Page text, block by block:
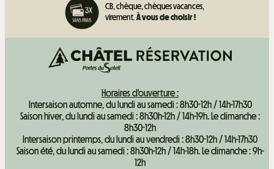
CB, chèque, chèques vacances,
virement.À vous de choisir !
Horaires d'ouverture :
Intersaison automne, du lundi au samedi : 8h30-12h / 14h-17h30
Saison hiver, du lundi au samedi : 8h30h-12h / 14h-19h. Le dimanche :
8h30-12h
Intersaison printemps, du lundi au vendredi : 8h30-12h / 14h-17h30
Saison été, du lundi au samedi : 8h30h-12h / 14h-18h. Le dimanche : 9h-
12h